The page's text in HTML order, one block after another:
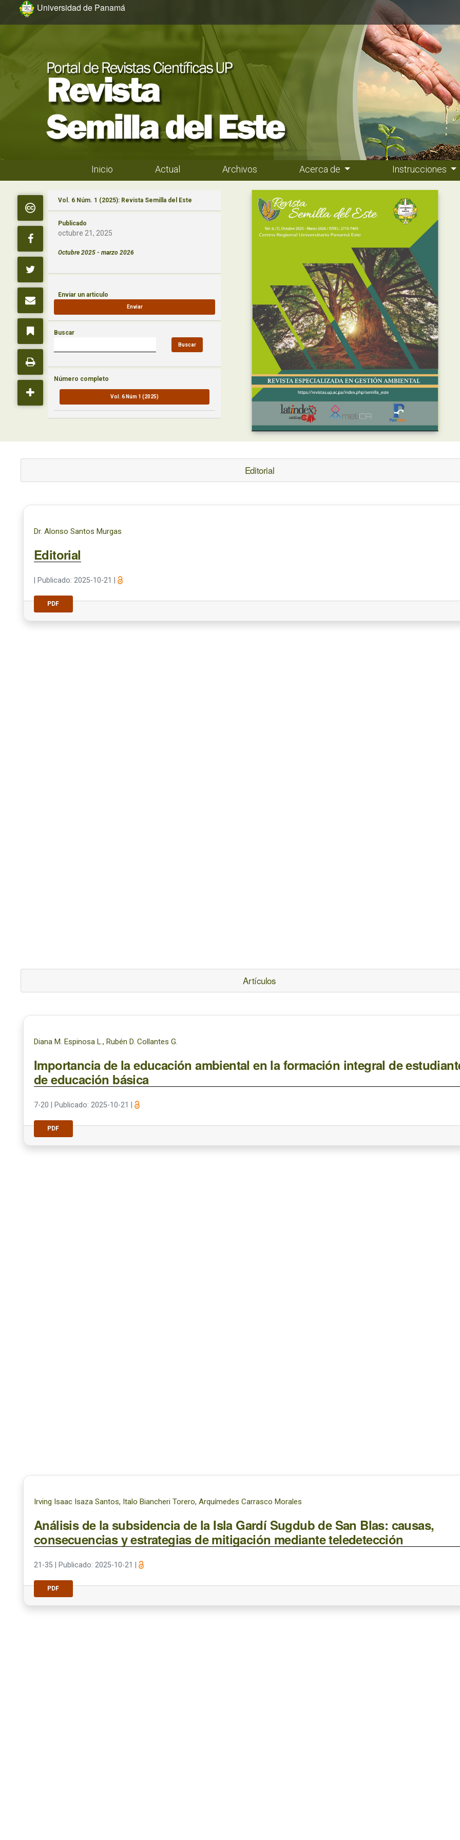
Ir al menú de navegación principal
Ir al contenido principal
Ir al pie de página del sitio
Universidad de Panamá
Menú principal
Inicio Actual Archivos Acerca de Instrucciones
Vol. 6 Núm. 1 (2025): Revista Semilla del Este
Publicado
octubre 21, 2025
Octubre 2025 - marzo 2026
Enviar un articulo
Enviar
Buscar
Buscar
Número completo
Vol. 6 Núm 1 (2025)
Editorial
Dr. Alonso Santos Murgas
Editorial
Publicado: 2025-10-21
PDF
Artículos
Diana M. Espinosa L., Rubén D. Collantes G.
Importancia de la educación ambiental en la formación integral de
de educación básica
7-20 Publicado: 2025-10-21
PDF
Irving Isaac Isaza Santos, Italo Biancheri Torero, Arquímedes Carrasco Morales
Análisis de la subsidencia de la Isla Gardí Sugdub de San Blas: causas,
consecuencias y estrategias de mitigación mediante teledetección
21-35 Publicado: 2025-10-21
PDF